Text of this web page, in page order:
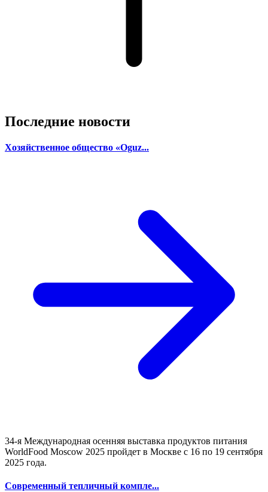
Последние новости
Хозяйственное общество «Oguz...
34-я Международная осенняя выставка продуктов питания
WorldFood Moscow 2025 пройдет в Москве с 16 по 19 сентября
2025 года.
Современный тепличный компле...